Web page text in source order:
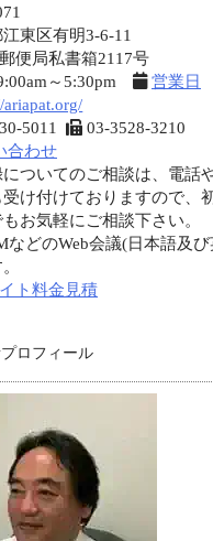
東区有明3-6-11
便局私書箱2117号
～5:30pm
営業日
ariapat.org/
5011
03-3528-3210
合わせ
ついてのご相談は、電話
け付けておりますので、
お気軽にご相談下さい。
などのWeb会議(日本語及び
ト料金見積
ロフィール